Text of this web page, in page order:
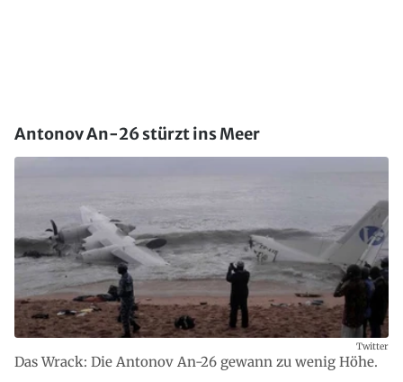
Antonov An-26 stürzt ins Meer
Das Wrack: Die Antonov An-26 gewann zu wenig Höhe.
Twitter